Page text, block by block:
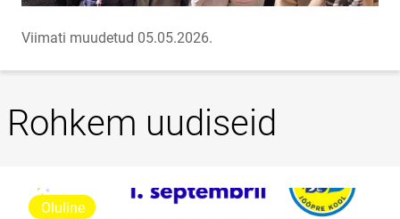
Viimati muudetud 05.05.2026.
Rohkem uudiseid
Oluline